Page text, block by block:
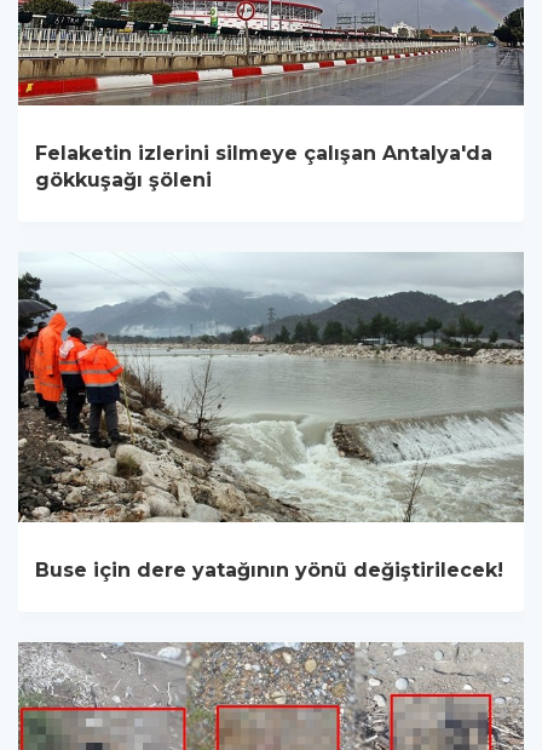
Felaketin izlerini silmeye çalışan Antalya'da
gökkuşağı şöleni
Buse için dere yatağının yönü değiştirilecek!